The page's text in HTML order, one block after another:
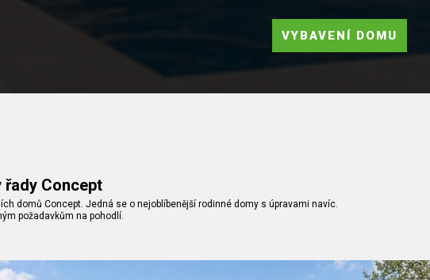
VYBAVENÍ DOMU
řady Concept
domů Concept. Jedná se o nejoblíbenější rodinné domy s úpravami navíc.
požadavkům na pohodlí.